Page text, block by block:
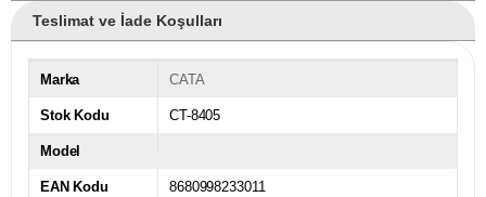
Teslimat ve İade Koşulları
Marka CATA
Stok Kodu CT-8405
Model
EAN Kodu 8680998233011